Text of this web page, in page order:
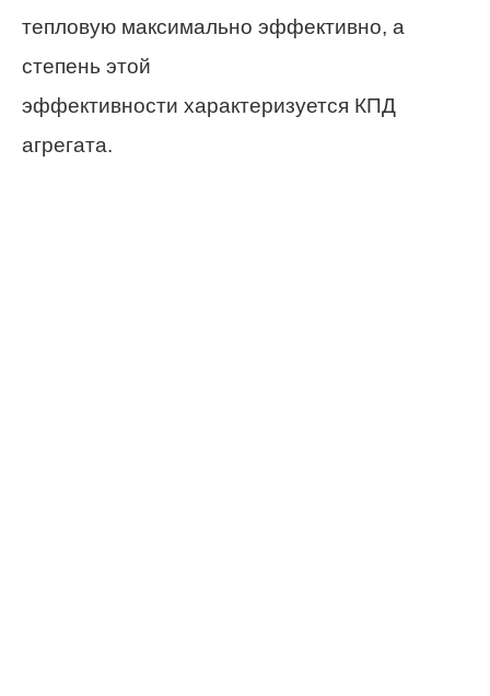
тепловую максимально эффективно, а
степень этой
эффективности характеризуется КПД
агрегата.